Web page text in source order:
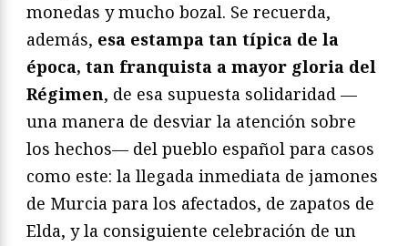
monedas y mucho bozal. Se recuerda,
además, esa estampa tan típica de la
época, tan franquista a mayor gloria del
Régimen, de esa supuesta solidaridad —
una manera de desviar la atención sobre
los hechos— del pueblo español para casos
como este: la llegada inmediata de jamones
de Murcia para los afectados, de zapatos de
Elda, y la consiguiente celebración de un